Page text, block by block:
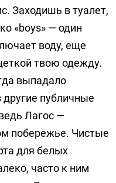
Заходишь в туалет,
«boys» — один
воду, еще
твою одежду.
выпадало
другие публичные
Лагос —
побережье. Чистые
для белых
часто к ним